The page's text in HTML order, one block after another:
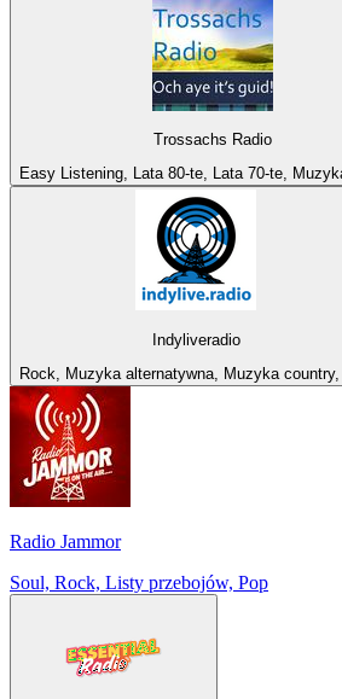
Trossachs Radio
Easy Listening, Lata 80-te, Lata 70-te,
Indyliveradio
Rock, Muzyka alternatywna, Muzyka
Radio Jammor
Soul, Rock, Listy przebojów, Pop